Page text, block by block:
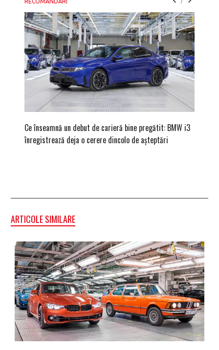
Ce înseamnă un debut de carieră bine pregătit: BMW i3
înregistrează deja o cerere dincolo de așteptări
ARTICOLE SIMILARE